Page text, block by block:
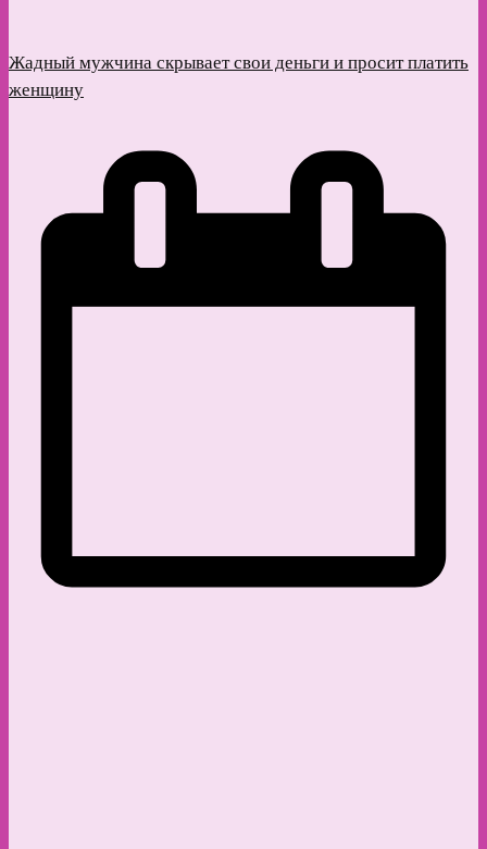
Жадный мужчина скрывает свои деньги и просит платить
женщину